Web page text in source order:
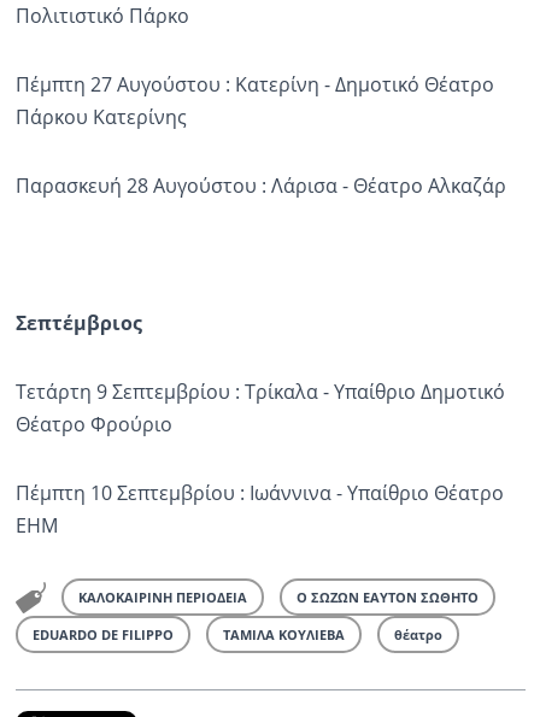
Πολιτιστικό Πάρκο
Πέμπτη 27 Αυγούστου : Κατερίνη - Δημοτικό Θέατρο
Πάρκου Κατερίνης
Παρασκευή 28 Αυγούστου : Λάρισα - Θέατρο Αλκαζάρ
Σεπτέμβριος
Τετάρτη 9 Σεπτεμβρίου : Τρίκαλα - Υπαίθριο Δημοτικό
Θέατρο Φρούριο
Πέμπτη 10 Σεπτεμβρίου : Ιωάννινα - Υπαίθριο Θέατρο
ΕΗΜ
ΚΑΛΟΚΑΙΡΙΝΗ ΠΕΡΙΟΔΕΙΑ Ο ΣΩΖΩΝ ΕΑΥΤΟΝ ΣΩΘΗΤΟ
EDUARDO DE FILIPPO ΤΑΜΙΛΑ ΚΟΥΛΙΕΒΑ θέατρο